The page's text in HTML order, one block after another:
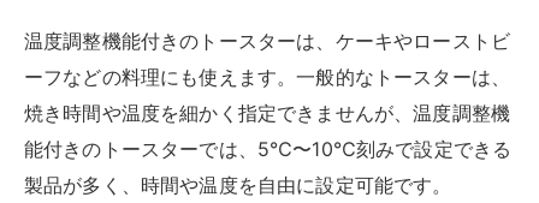
温度調整機能付きのトースターは、ケーキやローストビ
ーフなどの料理にも使えます。一般的なトースターは、
焼き時間や温度を細かく指定できませんが、温度調整機
能付きのトースターでは、5℃〜10℃刻みで設定できる
製品が多く、時間や温度を自由に設定可能です。